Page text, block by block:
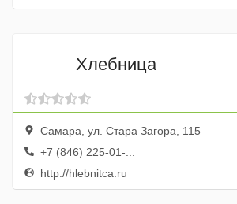
Хлебница
Самара, ул. Стара Загора, 115
+7 (846) 225-01-...
http://hlebnitca.ru